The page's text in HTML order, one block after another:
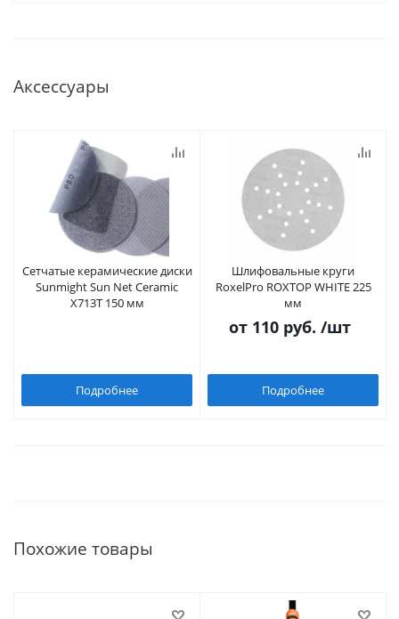
Аксессуары
Сетчатые керамические диски
Sunmight Sun Net Ceramic
X713T 150 мм
Подробнее
Шлифовальные круги
RoxelPro ROXTOP WHITE 225
мм
от 110 руб. /шт
Подробнее
Похожие товары